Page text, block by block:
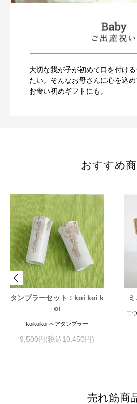
大切な我が子が初めて口を付け
たい。そんなお母さんに心を込
お食い初めギフトにも。
おすすめ
タンブラーセット：koi koi k
oi
koikoikoi ペアタンブラー
9,500円(税込10,450円)
二
売れ筋商